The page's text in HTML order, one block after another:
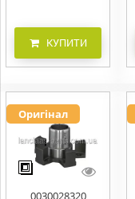
КУПИТИ
Оригінал
0030028320